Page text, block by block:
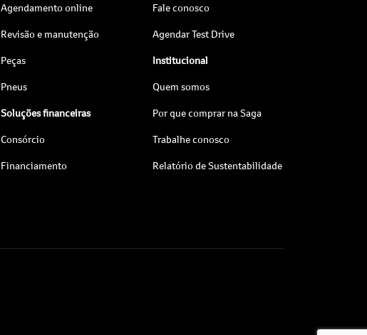
Agendamento online
Revisão e manutenção
Peças
Pneus
Soluções financeiras
Consórcio
Financiamento
Fale conosco
Agendar Test Drive
Institucional
Quem somos
Por que comprar na Saga
Trabalhe conosco
Relatório de Sustentabilidade